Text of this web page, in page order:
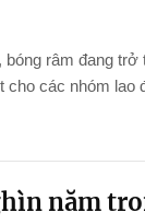
râm đang trở
cho các nhóm lao
năm